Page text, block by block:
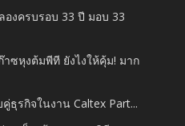
งครบรอบ 33 ปี มอบ 33
าซหุงต้มพีที ยังไงให้คุ้ม! มาก
ธุรกิจในงาน Caltex Part...